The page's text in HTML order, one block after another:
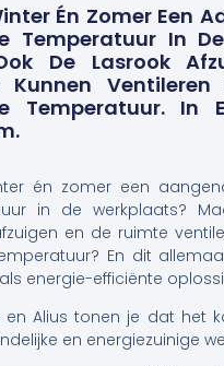
Én Zomer Een
Temperatuur In
De Lasrook
Kunnen
Temperatuur. In
én zomer een
in de werkplaats?
en de ruimte
En dit
energie-efficiënte
en Alius tonen je dat het
en energiezuinige